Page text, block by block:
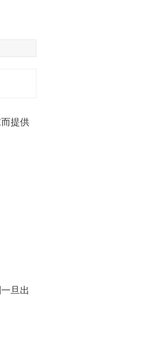
提供
旦出